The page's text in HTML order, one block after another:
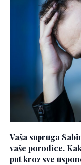
Vaša supruga
vaše porodice.
put kroz sve